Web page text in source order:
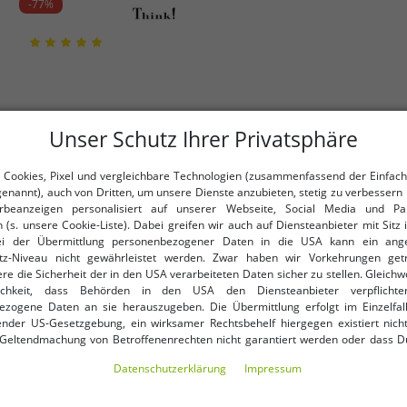
-77%
Verfügbare Größen
36 36 1/2
Bequeme Think! Halbschuhe
Schnürschuhe für Damen 3-
Unser Schutz Ihrer Privatsphäre
Pixel und vergleichbare Technologien (zusammenfassend der
auch von Dritten, um unsere Dienste anzubieten, stetig zu verbessern
personalisiert auf unserer Webseite, Social Media und
(s. unsere Cookie-Liste). Dabei greifen wir auch auf Diensteanbieter mit Sitz
der Übermittlung personenbezogener Daten in die USA kann ein
Niveau nicht gewährleistet werden. Zwar haben wir Vorkehrungen
die Sicherheit der in den USA verarbeiteten Daten sicher zu stellen.
dass Behörden in den USA den Diensteanbieter
Daten an sie herauszugeben. Die Übermittlung erfolgt im
US-Gesetzgebung, ein wirksamer Rechtsbehelf hiergegen existiert
von Betroffenenrechten nicht garantiert werden oder dass
in die USA für einverstanden (s.a. unsere Datenschutzerklärung). Du hast
Daten­schutz­erklärung Impressum